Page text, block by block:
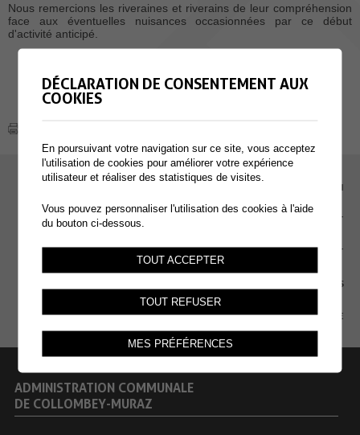
Nous remercions les riveraines et riverains de leur compréhension
face aux éventuelles nuisances occasionnées par ce début
d'activité anticipé.
EMPLOI
CONTACT
EXTRANET
MENTIONS LÉGALES
PLAN DU SITE
ADMINISTRATION COMMUNALE
DE COLLOMBEY-MURAZ
DÉCLARATION DE CONSENTEMENT AUX
COOKIES
En poursuivant votre navigation sur ce site, vous acceptez
l'utilisation de cookies pour améliorer votre expérience
utilisateur et réaliser des statistiques de visites.
Vous pouvez personnaliser l'utilisation des cookies à l'aide
du bouton ci-dessous.
TOUT ACCEPTER
TOUT REFUSER
MES PRÉFÉRENCES